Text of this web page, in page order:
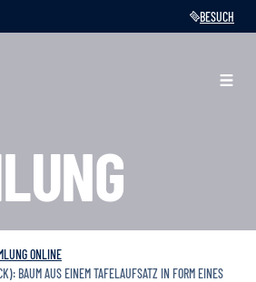
BESUCH
ONLINE
BAUM AUS EINEM TAFELAUFSATZ IN FORM EINES